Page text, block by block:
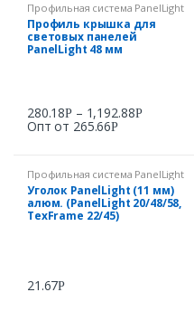
Профильная система PanelLight
Профиль крышка для
световых панелей
PanelLight 48 мм
280.18Р – 1,192.88Р
Опт от 265.66Р
Профильная система PanelLight
Уголок PanelLight (11 мм)
алюм. (PanelLight 20/48/58,
TexFrame 22/45)
21.67Р